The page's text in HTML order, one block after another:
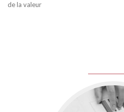
de la valeur